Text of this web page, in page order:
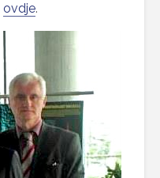
ovdje.